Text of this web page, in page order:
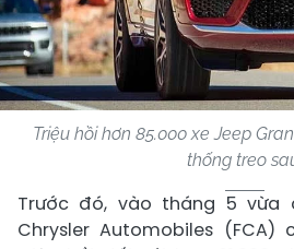
Triệu hồi hơn 85.000 xe Jeep
thống treo
Trước đó, vào tháng 5 vừa
Chrysler Automobiles